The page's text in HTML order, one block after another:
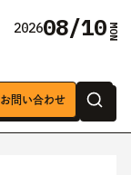
202608/10MON
お問い合わせ